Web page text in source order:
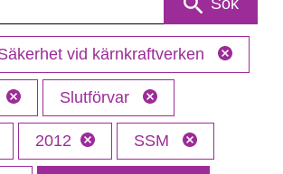
Sök
vid kärnkraftverken
Slutförvar
2012 SSM